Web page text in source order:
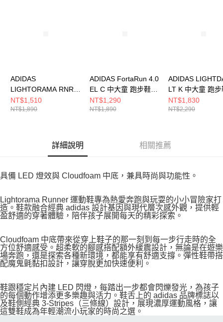
ADIDAS
LIGHTORAMA RNR
EL I 嬰幼 跑步鞋
JQ4161
NT$1,510
NT$1,890
ADIDAS FortaRun 4.0
EL C 中大童 跑步鞋
JR9313
NT$1,290
NT$1,890
ADIDAS
LT K 中大童 跑步
LA4515
NT$1,830
NT$2,290
詳細說明 相關推薦
具備 LED 燈效與 Cloudfoam 中底，兼具時尚與功能性。
Lightorama Runner 運動鞋專為熱愛奔跑與玩耍的小小冒險家打
造。鞋款融合經典 adidas 設計基因與現代層次感外觀，提供輕
盈舒適的穿著體驗，陪伴孩子展開每天的精彩探索。
Cloudfoam 中底帶來從穿上鞋子的那一刻到每一步行走時的全
方位舒適感受。超柔軟的腳感搭配額外緩震設計，無論是在遊樂
場奔跑，還是探索各種新環境，都能享有舒適支撐。彈性鞋帶搭
配魔鬼氈黏扣設計，讓穿脫更加快速便利。
鞋跟穩定片內建 LED 閃燈，每踏出一步都會閃爍發光，為孩子
的每個動作增添更多樂趣與活力。鞋舌上的 adidas 品牌標誌以
及鞋側經典 3-Stripes（三條線）設計，展現濃厚運動風格，讓
這雙鞋成為年輕潮流小玩家的時尚之選。